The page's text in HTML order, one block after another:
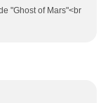
"Ghost of Mars"<br